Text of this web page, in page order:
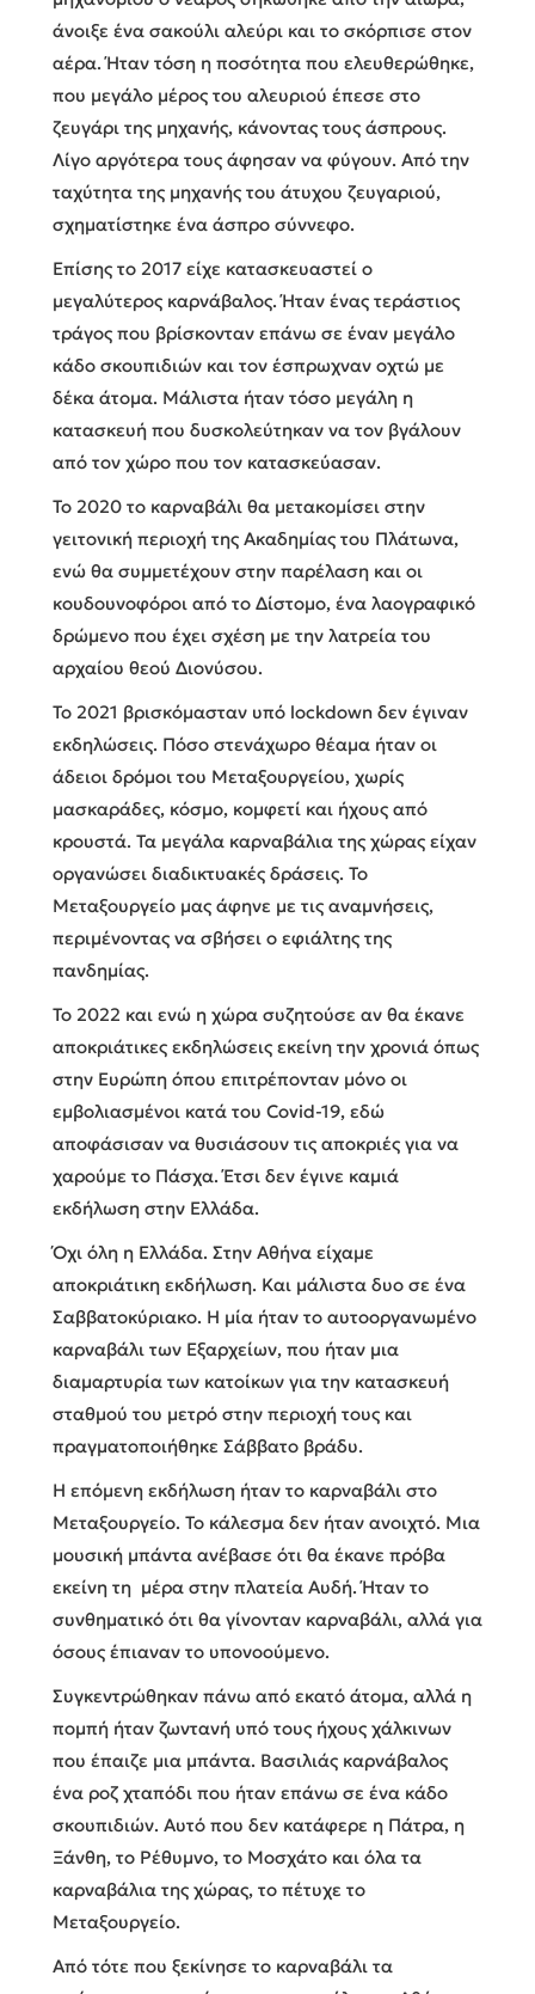
άνοιξε ένα σακούλι αλεύρι και το σκόρπισε στον
αέρα. Ήταν τόση η ποσότητα που ελευθερώθηκε,
που μεγάλο μέρος του αλευριού έπεσε στο
ζευγάρι της μηχανής, κάνοντας τους άσπρους.
Λίγο αργότερα τους άφησαν να φύγουν. Από την
ταχύτητα της μηχανής του άτυχου ζευγαριού,
σχηματίστηκε ένα άσπρο σύννεφο.
Επίσης το 2017 είχε κατασκευαστεί ο
μεγαλύτερος καρνάβαλος. Ήταν ένας τεράστιος
τράγος που βρίσκονταν επάνω σε έναν μεγάλο
κάδο σκουπιδιών και τον έσπρωχναν οχτώ με
δέκα άτομα. Μάλιστα ήταν τόσο μεγάλη η
κατασκευή που δυσκολεύτηκαν να τον βγάλουν
από τον χώρο που τον κατασκεύασαν.
Το 2020 το καρναβάλι θα μετακομίσει στην
γειτονική περιοχή της Ακαδημίας του Πλάτωνα,
ενώ θα συμμετέχουν στην παρέλαση και οι
κουδουνοφόροι από το Δίστομο, ένα λαογραφικό
δρώμενο που έχει σχέση με την λατρεία του
αρχαίου θεού Διονύσου.
Το 2021 βρισκόμασταν υπό lockdown δεν έγιναν
εκδηλώσεις. Πόσο στενάχωρο θέαμα ήταν οι
άδειοι δρόμοι του Μεταξουργείου, χωρίς
μασκαράδες, κόσμο, κομφετί και ήχους από
κρουστά. Τα μεγάλα καρναβάλια της χώρας είχαν
οργανώσει διαδικτυακές δράσεις. Το
Μεταξουργείο μας άφηνε με τις αναμνήσεις,
περιμένοντας να σβήσει ο εφιάλτης της
πανδημίας.
Το 2022 και ενώ η χώρα συζητούσε αν θα έκανε
αποκριάτικες εκδηλώσεις εκείνη την χρονιά όπως
στην Ευρώπη όπου επιτρέπονταν μόνο οι
εμβολιασμένοι κατά του Covid-19, εδώ
αποφάσισαν να θυσιάσουν τις αποκριές για να
χαρούμε το Πάσχα. Έτσι δεν έγινε καμιά
εκδήλωση στην Ελλάδα.
Όχι όλη η Ελλάδα. Στην Αθήνα είχαμε
αποκριάτικη εκδήλωση. Και μάλιστα δυο σε ένα
Σαββατοκύριακο. Η μία ήταν το αυτοοργανωμένο
καρναβάλι των Εξαρχείων, που ήταν μια
διαμαρτυρία των κατοίκων για την κατασκευή
σταθμού του μετρό στην περιοχή τους και
πραγματοποιήθηκε Σάββατο βράδυ.
Η επόμενη εκδήλωση ήταν το καρναβάλι στο
Μεταξουργείο. Το κάλεσμα δεν ήταν ανοιχτό. Μια
μουσική μπάντα ανέβασε ότι θα έκανε πρόβα
εκείνη τη μέρα στην πλατεία Αυδή. Ήταν το
συνθηματικό ότι θα γίνονταν καρναβάλι, αλλά για
όσους έπιαναν το υπονοούμενο.
Συγκεντρώθηκαν πάνω από εκατό άτομα, αλλά η
πομπή ήταν ζωντανή υπό τους ήχους χάλκινων
που έπαιζε μια μπάντα. Βασιλιάς καρνάβαλος
ένα ροζ χταπόδι που ήταν επάνω σε ένα κάδο
σκουπιδιών. Αυτό που δεν κατάφερε η Πάτρα, η
Ξάνθη, το Ρέθυμνο, το Μοσχάτο και όλα τα
καρναβάλια της χώρας, το πέτυχε το
Μεταξουργείο.
Από τότε που ξεκίνησε το καρναβάλι τα